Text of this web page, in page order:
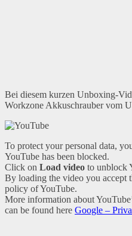
Bei diesem kurzen Unboxing-
Workzone Akkuschrauber vom
To protect your personal data,
YouTube has been blocked.
Click on Load video to unblock
By loading the video you accept
policy of YouTube.
More information about
can be found here Google –